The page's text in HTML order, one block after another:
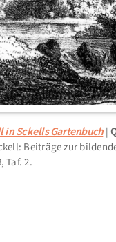
in Sckells Gartenbuch
Beiträge zur
Taf. 2.